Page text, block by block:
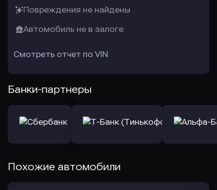
Повреждения не найдены
Автомобиль не в залоге
Смотреть отчет по VIN
Банки-партнеры
Похожие автомобили